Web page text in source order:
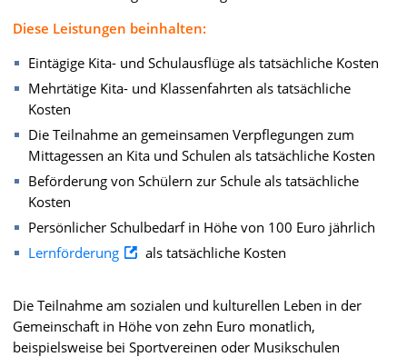
Diese Leistungen beinhalten:
Eintägige Kita- und Schulausflüge als tatsächliche Kosten
Mehrtätige Kita- und Klassenfahrten als tatsächliche
Kosten
Die Teilnahme an gemeinsamen Verpflegungen zum
Mittagessen an Kita und Schulen als tatsächliche Kosten
Beförderung von Schülern zur Schule als tatsächliche
Kosten
Persönlicher Schulbedarf in Höhe von 100 Euro jährlich
Lernförderung
als tatsächliche Kosten
Die Teilnahme am sozialen und kulturellen Leben in der
Gemeinschaft in Höhe von zehn Euro monatlich,
beispielsweise bei Sportvereinen oder Musikschulen